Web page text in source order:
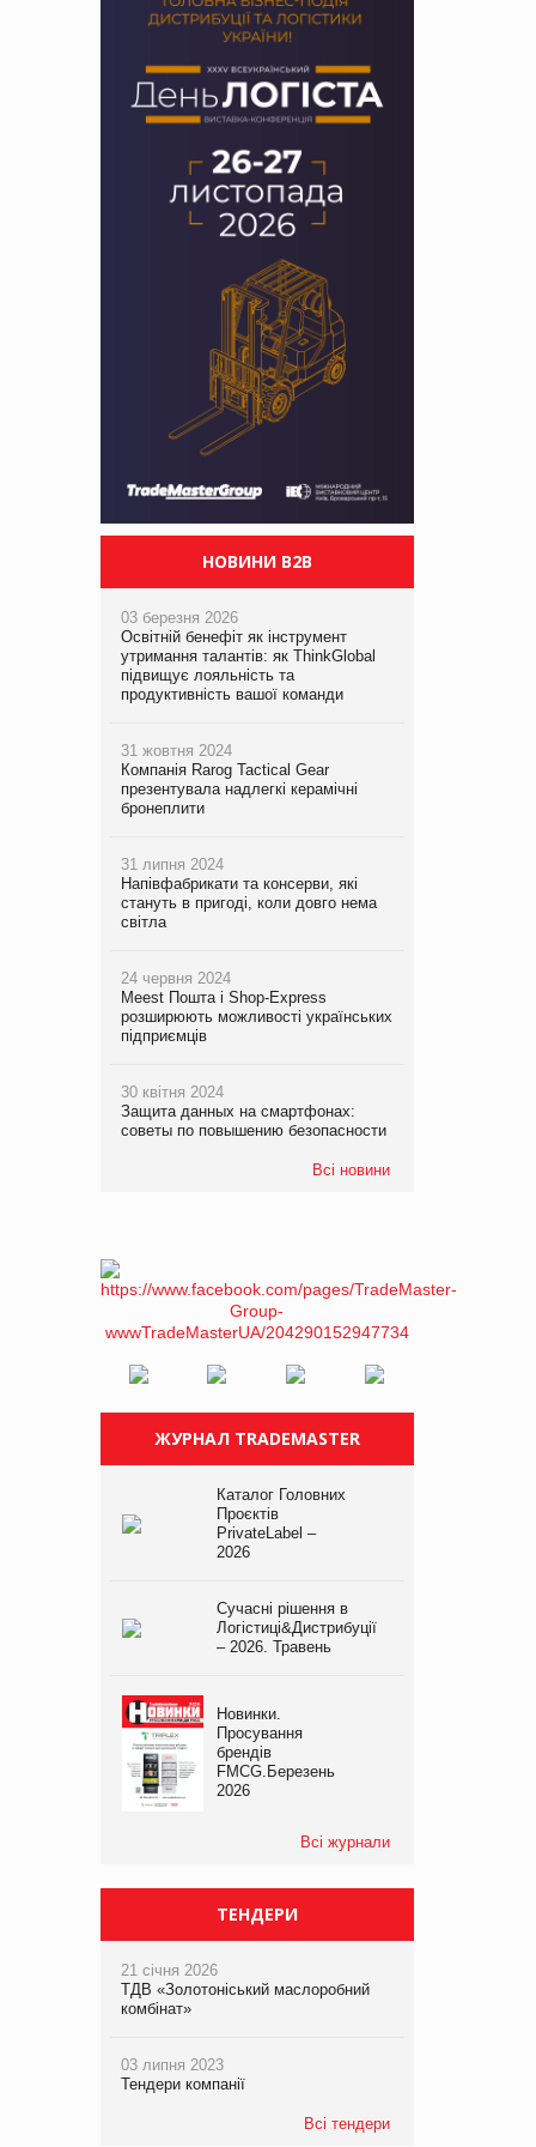
НОВИНИ B2B
03 березня 2026
Освітній бенефіт як інструмент
утримання талантів: як ThinkGlobal
підвищує лояльність та
продуктивність вашої команди
31 жовтня 2024
Компанія Rarog Tactical Gear
презентувала надлегкі керамічні
бронеплити
31 липня 2024
Напівфабрикати та консерви, які
стануть в пригоді, коли довго нема
світла
24 червня 2024
Meest Пошта і Shop-Express
розширюють можливості українських
підприємців
30 квітня 2024
Защита данных на смартфонах:
советы по повышению безопасности
Всі новини
ЖУРНАЛ TRADEMASTER
Каталог Головних
Проєктів
PrivateLabel –
2026
Сучасні рішення в
Логістиці&Дистрибуції
– 2026. Травень
Новинки.
Просування
брендів
FMCG.Березень
2026
Всі журнали
ТЕНДЕРИ
21 січня 2026
ТДВ «Золотоніський маслоробний
комбінат»
03 липня 2023
Тендери компанії
Всі тендери